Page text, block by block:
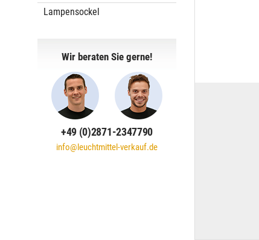
Lampensockel
Wir beraten Sie gerne!
+49 (0)2871-2347790
info@leuchtmittel-verkauf.de